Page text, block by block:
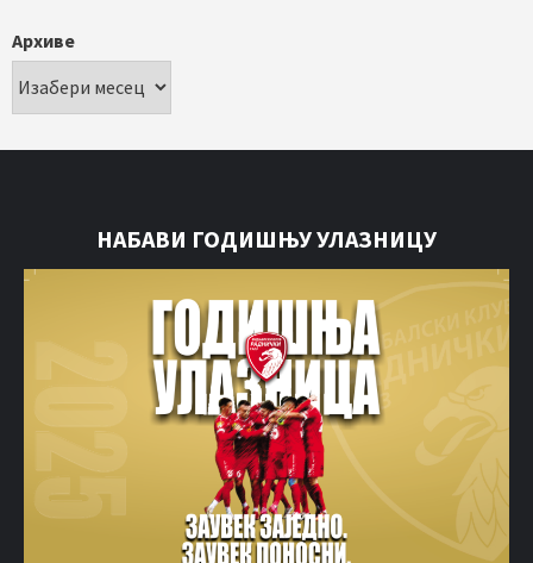
Архиве
НАБАВИ ГОДИШЊУ УЛАЗНИЦУ